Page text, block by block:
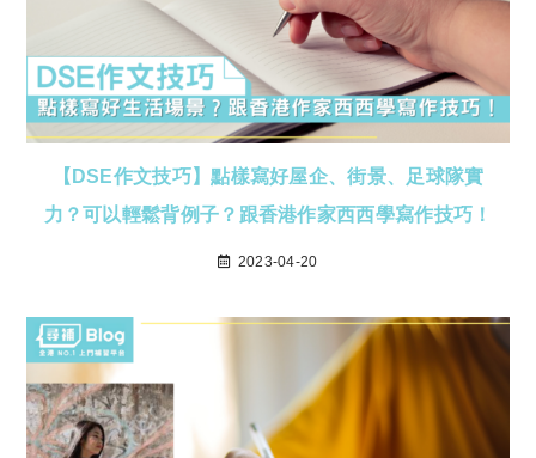
【DSE作文技巧】點樣寫好屋企、街景、足球隊實
力？可以輕鬆背例子？跟香港作家西西學寫作技巧！
2023-04-20